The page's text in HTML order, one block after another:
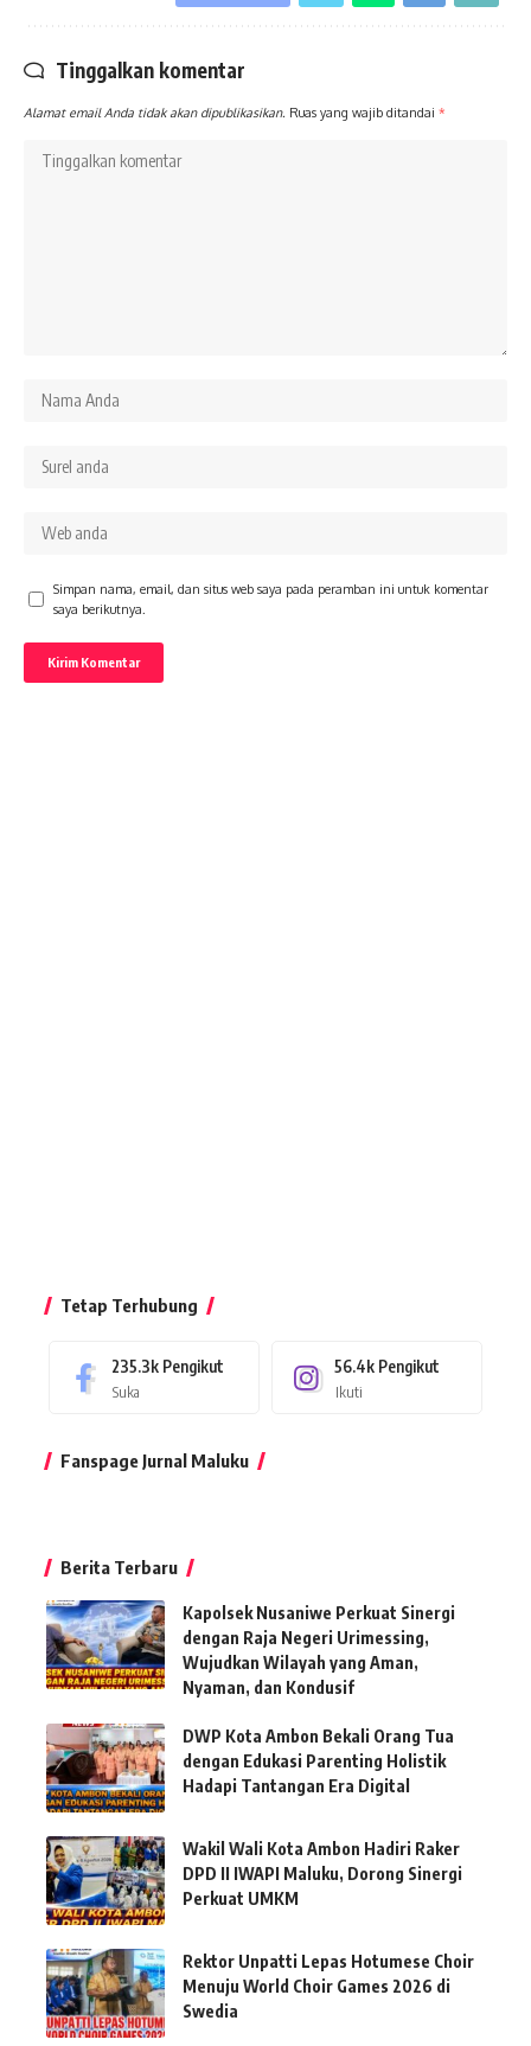
Tinggalkan komentar
Alamat email Anda tidak akan dipublikasikan. Ruas yang wajib ditandai *
Simpan nama, email, dan situs web saya pada peramban ini untuk komentar
saya berikutnya.
Tetap Terhubung
235.3k Pengikut
Suka
56.4k Pengikut
Ikuti
Fanspage Jurnal Maluku
Berita Terbaru
Kapolsek Nusaniwe Perkuat Sinergi
dengan Raja Negeri Urimessing,
Wujudkan Wilayah yang Aman,
Nyaman, dan Kondusif
DWP Kota Ambon Bekali Orang Tua
dengan Edukasi Parenting Holistik
Hadapi Tantangan Era Digital
Wakil Wali Kota Ambon Hadiri Raker
DPD II IWAPI Maluku, Dorong Sinergi
Perkuat UMKM
Rektor Unpatti Lepas Hotumese Choir
Menuju World Choir Games 2026 di
Swedia